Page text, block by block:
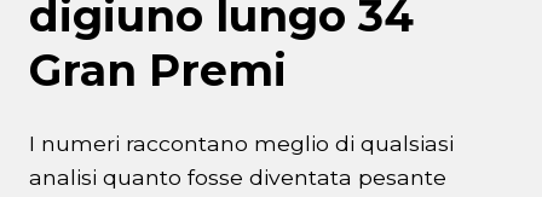
digiuno lungo 34
Gran Premi
I numeri raccontano meglio di qualsiasi
analisi quanto fosse diventata pesante